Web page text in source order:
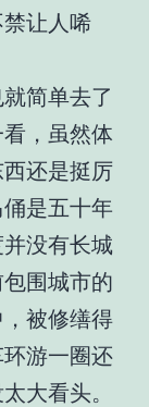
让人唏
简单去了
，虽然体
还是挺厉
是五十年
没有长城
围城市的
被修缮得
游一圈还
大看头。